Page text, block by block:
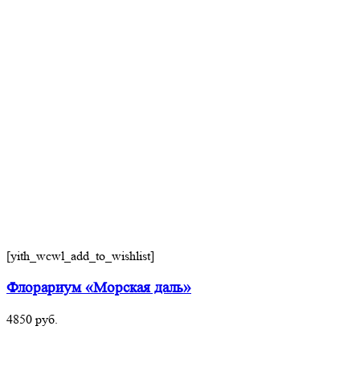
[yith_wcwl_add_to_wishlist]
Флорариум «Морская даль»
4850 руб.